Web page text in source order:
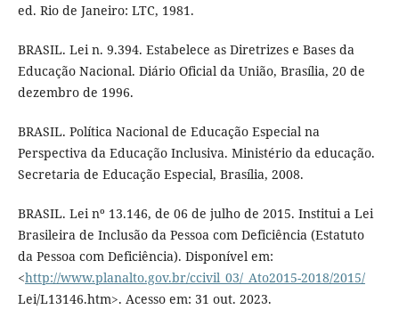
ed. Rio de Janeiro: LTC, 1981.
BRASIL. Lei n. 9.394. Estabelece as Diretrizes e Bases da
Educação Nacional. Diário Oficial da União, Brasília, 20 de
dezembro de 1996.
BRASIL. Política Nacional de Educação Especial na
Perspectiva da Educação Inclusiva. Ministério da educação.
Secretaria de Educação Especial, Brasília, 2008.
BRASIL. Lei nº 13.146, de 06 de julho de 2015. Institui a Lei
Brasileira de Inclusão da Pessoa com Deficiência (Estatuto
da Pessoa com Deficiência). Disponível em:
<http://www.planalto.gov.br/ccivil_03/_Ato2015-2018/2015/
Lei/L13146.htm>. Acesso em: 31 out. 2023.